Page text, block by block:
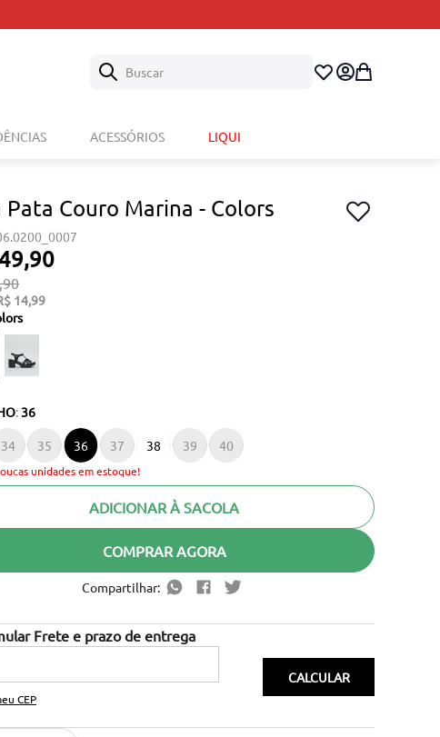
Buscar
ACESSÓRIOS LIQUI
Pata Couro Marina - Colors
,90
,90
14,99
: 36
34 35 36 37 38 39 40
unidades em estoque!
ADICIONAR À SACOLA
COMPRAR AGORA
Compartilhar:
CEP